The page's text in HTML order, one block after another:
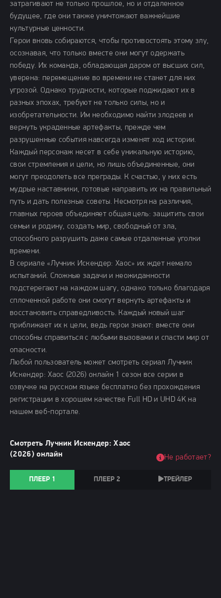
затрагивают не только прошлое, но и отдаленное
будущее, где они также уничтожают важнейшие
культурные ценности.
Герои вновь собираются, чтобы противостоять этому злу,
осознавая, что только вместе они могут одержать
победу. Их команда, обладающая даром от высших сил,
уверена: перемещение во времени не станет для них
угрозой. Однако трудности, которые поджидают их в
разных эпохах, требуют не только силы, но и
изобретательности. Им необходимо найти злодеев и
вернуть украденные артефакты, прежде чем
разрушенные события навсегда изменят ход истории.
Каждый персонаж несет в себе уникальную историю,
свои стремления и цели, но лишь объединенные, они
могут преодолеть все преграды. К счастью, у них есть
мудрые наставники, готовые направить их на правильный
путь и дать полезные советы. Несмотря на различия,
главных героев объединяет общая цель: защитить свои
семьи и родину, создать мир, свободный от зла,
способного разрушить даже самые отдаленные уголки
времени.
В сериале «Лучник Искендер: Хаос» их ждет немало
испытаний. Сложные задачи и неожиданности
подстерегают на каждом шагу, однако только благодаря
сплоченной работе они смогут вернуть артефакты и
восстановить справедливость. Каждый новый шаг
приближает их к цели, ведь герои знают: вместе они
способны справиться с любыми вызовами и спасти мир от
опасности.
Любой пользователь может смотреть сериал Лучник
Искендер: Хаос (2026) онлайн 1 сезон все серии в
озвучке на русском языке бесплатно без прохождения
регистрации в хорошем качестве Full HD и UHD 4K на
нашем веб-портале.
Смотреть Лучник Искендер: Хаос
(2026) онлайн
ПЛЕЕР 1 ПЛЕЕР 2 ТРЕЙЛЕР
Не работает?